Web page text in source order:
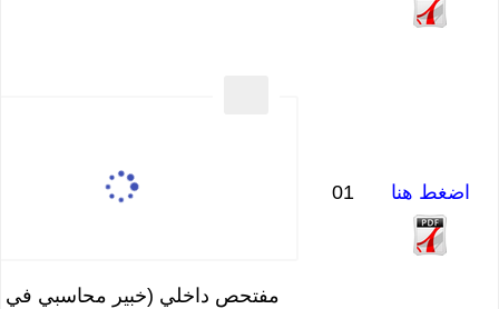
اضغط هنا 01
مفتحص داخلي (خبير محاسبي